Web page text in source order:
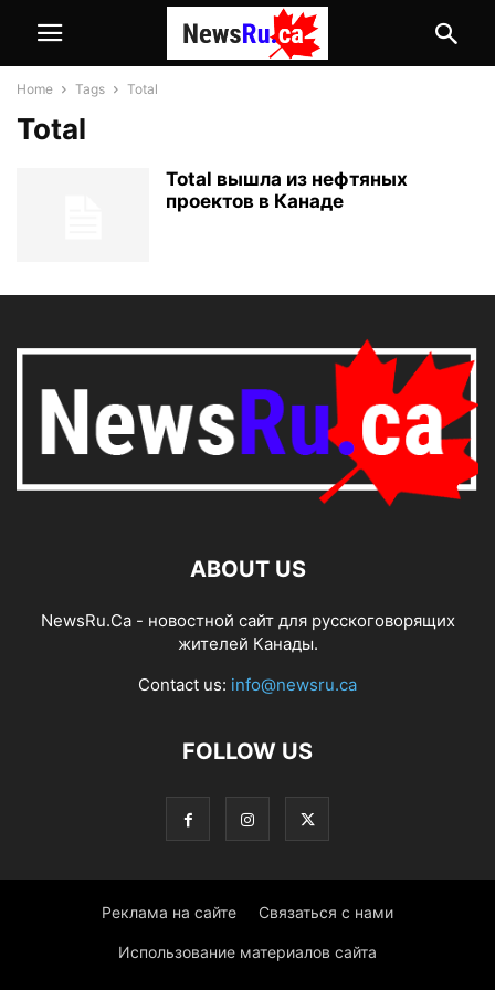
Home Tags Total
Total
Total вышла из нефтяных
проектов в Канаде
ABOUT US
NewsRu.Ca - новостной сайт для русскоговорящих
жителей Канады.
Contact us: info@newsru.ca
FOLLOW US
Реклама на сайте Связаться с нами
Использование материалов сайта